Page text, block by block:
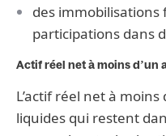
des immobilisations
participations dans
Actif réel net à moins d’un
L’actif réel net à
liquides qui restent